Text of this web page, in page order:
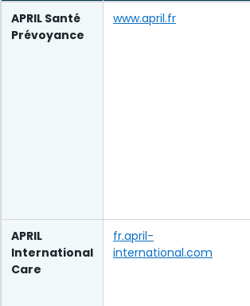
Sites du groupe APRIL
APRIL Santé
Prévoyance
www.april.fr
APRIL
International
Care
fr.april-
international.com